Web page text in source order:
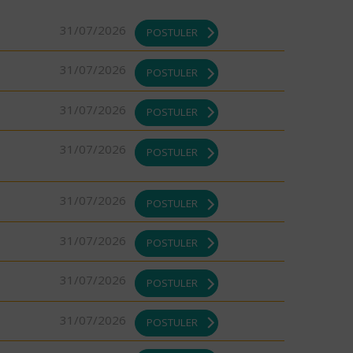
31/07/2026 POSTULER
31/07/2026 POSTULER
31/07/2026 POSTULER
31/07/2026 POSTULER
31/07/2026 POSTULER
31/07/2026 POSTULER
31/07/2026 POSTULER
31/07/2026 POSTULER